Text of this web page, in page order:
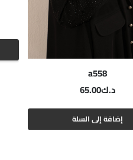
a558
د.ك65.00
إضافة إلى السلة